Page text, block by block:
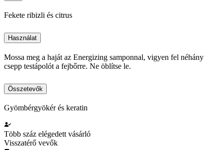
Fekete ribizli és citrus
Használat
Mossa meg a haját az Energizing samponnal, vigyen fel néhány
csepp testápolót a fejbőrre. Ne öblítse le.
Összetevők
Gyömbérgyökér és keratin
Több száz elégedett vásárló
Visszatérő vevők